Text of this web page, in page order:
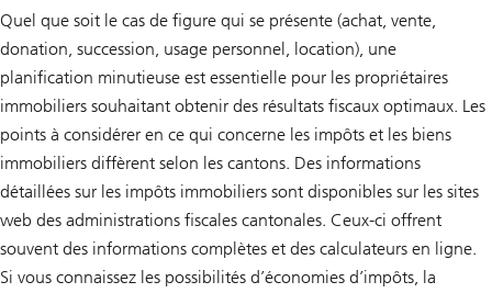
Quel que soit le cas de figure qui se présente (achat, vente,
donation, succession, usage personnel, location), une
planification minutieuse est essentielle pour les propriétaires
immobiliers souhaitant obtenir des résultats fiscaux optimaux. Les
points à considérer en ce qui concerne les impôts et les biens
immobiliers diffèrent selon les cantons. Des informations
détaillées sur les impôts immobiliers sont disponibles sur les sites
web des administrations fiscales cantonales. Ceux-ci offrent
souvent des informations complètes et des calculateurs en ligne.
Si vous connaissez les possibilités d’économies d’impôts, la